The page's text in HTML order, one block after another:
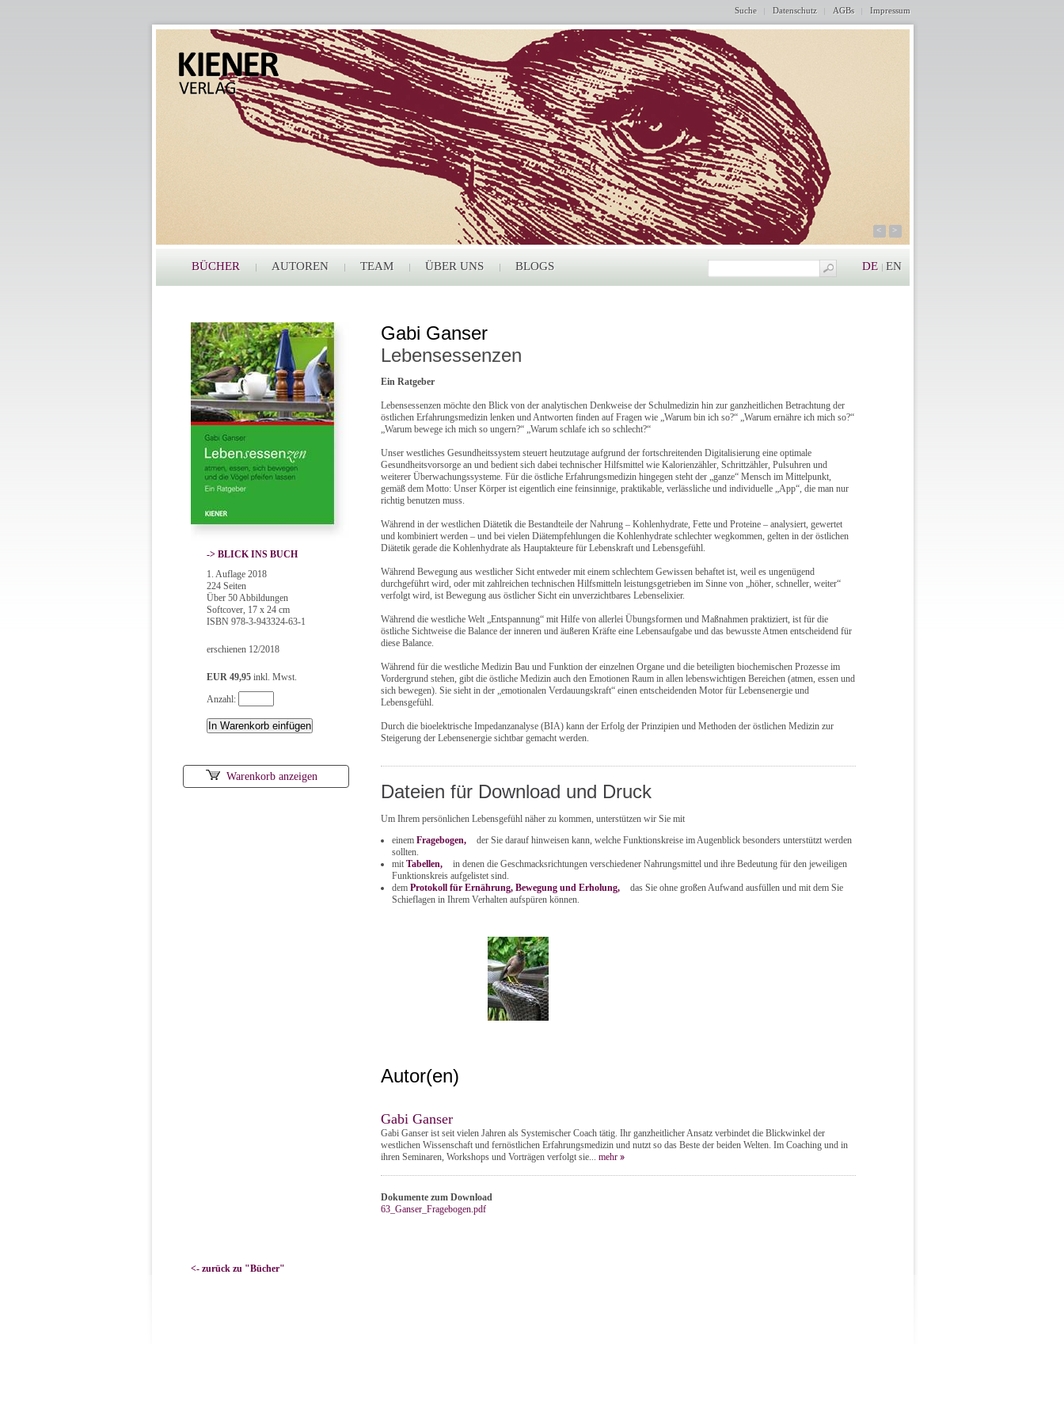
Suche Datenschutz AGBs Impressum
< >
BÜCHER AUTOREN TEAM ÜBER UNS BLOGS DE EN
-> BLICK INS BUCH
1. Auflage 2018
224 Seiten
Über 50 Abbildungen
Softcover, 17 x 24 cm
ISBN 978-3-943324-63-1
erschienen 12/2018
EUR 49,95inkl. Mwst.
Anzahl:
Warenkorb anzeigen
Gabi Ganser
Lebensessenzen
Ein Ratgeber
Lebensessenzen möchte den Blick von der analytischen Denkweise der Schulmedizin hin zur ganzheitlichen Betrachtung der
östlichen Erfahrungsmedizin lenken und Antworten finden auf Fragen wie „Warum bin ich so?“ „Warum ernähre ich mich so?“
„Warum bewege ich mich so ungern?“ „Warum schlafe ich so schlecht?“
Unser westliches Gesundheitssystem steuert heutzutage aufgrund der fortschreitenden Digitalisierung eine optimale
Gesundheitsvorsorge an und bedient sich dabei technischer Hilfsmittel wie Kalorienzähler, Schrittzähler, Pulsuhren und
weiterer Überwachungssysteme. Für die östliche Erfahrungsmedizin hingegen steht der „ganze“ Mensch im Mittelpunkt,
gemäß dem Motto: Unser Körper ist eigentlich eine feinsinnige, praktikable, verlässliche und individuelle „App“, die man nur
richtig benutzen muss.
Während in der westlichen Diätetik die Bestandteile der Nahrung – Kohlenhydrate, Fette und Proteine – analysiert, gewertet
und kombiniert werden – und bei vielen Diätempfehlungen die Kohlenhydrate schlechter wegkommen, gelten in der östlichen
Diätetik gerade die Kohlenhydrate als Hauptakteure für Lebenskraft und Lebensgefühl.
Während Bewegung aus westlicher Sicht entweder mit einem schlechtem Gewissen behaftet ist, weil es ungenügend
durchgeführt wird, oder mit zahlreichen technischen Hilfsmitteln leistungsgetrieben im Sinne von „höher, schneller, weiter“
verfolgt wird, ist Bewegung aus östlicher Sicht ein unverzichtbares Lebenselixier.
Während die westliche Welt „Entspannung“ mit Hilfe von allerlei Übungsformen und Maßnahmen praktiziert, ist für die
östliche Sichtweise die Balance der inneren und äußeren Kräfte eine Lebensaufgabe und das bewusste Atmen entscheidend für
diese Balance.
Während für die westliche Medizin Bau und Funktion der einzelnen Organe und die beteiligten biochemischen Prozesse im
Vordergrund stehen, gibt die östliche Medizin auch den Emotionen Raum in allen lebenswichtigen Bereichen (atmen, essen und
sich bewegen). Sie sieht in der „emotionalen Verdauungskraft“ einen entscheidenden Motor für Lebensenergie und
Lebensgefühl.
Durch die bioelektrische Impedanzanalyse (BIA) kann der Erfolg der Prinzipien und Methoden der östlichen Medizin zur
Steigerung der Lebensenergie sichtbar gemacht werden.
Dateien für Download und Druck
Um Ihrem persönlichen Lebensgefühl näher zu kommen, unterstützen wir Sie mit
einem Fragebogen,
der Sie darauf hinweisen kann, welche Funktionskreise im Augenblick besonders unterstützt werden
sollten.
mit Tabellen,
in denen die Geschmacksrichtungen verschiedener Nahrungsmittel und ihre Bedeutung für den jeweiligen
Funktionskreis aufgelistet sind.
dem Protokoll für Ernährung, Bewegung und Erholung,
das Sie ohne großen Aufwand ausfüllen und mit dem Sie
Schieflagen in Ihrem Verhalten aufspüren können.
Autor(en)
Gabi Ganser
Gabi Ganser ist seit vielen Jahren als Systemischer Coach tätig. Ihr ganzheitlicher Ansatz verbindet die Blickwinkel der
westlichen Wissenschaft und fernöstlichen Erfahrungsmedizin und nutzt so das Beste der beiden Welten. Im Coaching und in
ihren Seminaren, Workshops und Vorträgen verfolgt sie... mehr
Dokumente zum Download
63_Ganser_Fragebogen.pdf
<- zurück zu "Bücher"